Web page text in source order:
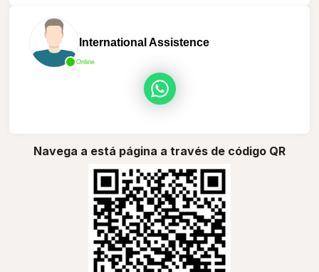
Online
International Assistence
Navega a está página a través de código QR